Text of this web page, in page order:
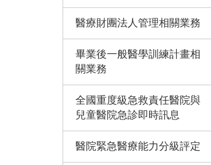
醫療財團法人管理相關業務
畢業後一般醫學訓練計畫相
關業務
全國重度級急救責任醫院與
兒童醫院急診即時訊息
醫院緊急醫療能力分級評定